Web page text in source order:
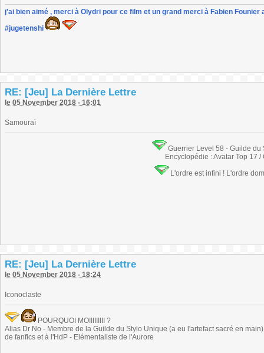
j'ai bien aimé , merci à Olydri pour ce film et un grand merci à Fabien
#jugetenshi
RE: [Jeu] La Dernière Lettre
le 05 November 2018 - 16:01
Samouraï
Guerrier Level 58 - Guilde
Encyclopédie : Avatar Top 17 /
L'ordre est infini ! L'ordre
RE: [Jeu] La Dernière Lettre
le 05 November 2018 - 18:24
Iconoclaste
POURQUOI MOIIIIIIIII ?
Alias Dr No - Membre de la Guilde du Stylo Unique (a eu l'artefact sacré en
de fanfics et à l'HdP - Elémentaliste de l'Aurore